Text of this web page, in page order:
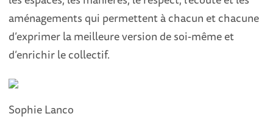
aménagements qui permettent à chacun et chacune
d’exprimer la meilleure version de soi-même et
d’enrichir le collectif.
Sophie Lanco